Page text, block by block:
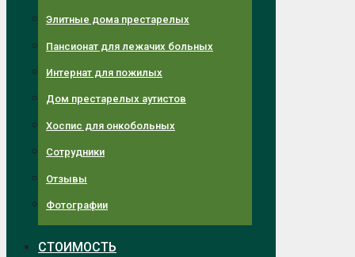
Элитные дома престарелых
Пансионат для лежачих больных
Интернат для пожилых
Дом престарелых аутистов
Хоспис для онкобольных
Сотрудники
Отзывы
Фотографии
СТОИМОСТЬ